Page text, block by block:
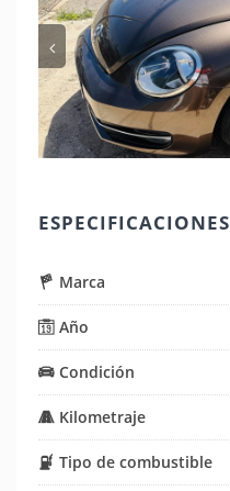
ESPECIFICACIONES
Marca
Año
Condición
Kilometraje
Tipo de combustible